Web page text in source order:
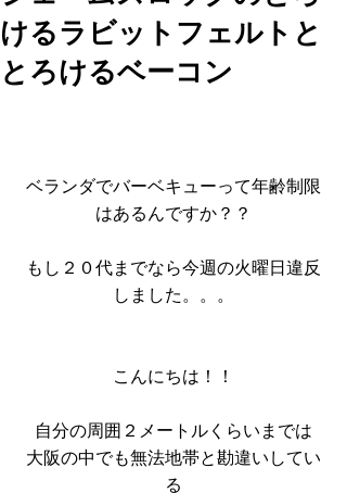
けるラビットフェルトと
とろけるベーコン
ベランダでバーベキューって年齢制限
はあるんですか？？
もし２０代までなら今週の火曜日違反
しました。。。
こんにちは！！
自分の周囲２メートルくらいまでは
大阪の中でも無法地帯と勘違いしてい
る